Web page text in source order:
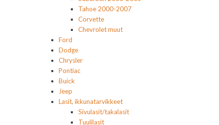
Tahoe 2000-2007
Corvette
Chevrolet muut
Ford
Dodge
Chrysler
Pontiac
Buick
Jeep
Lasit, ikkunatarvikkeet
Sivulasit/takalasit
Tuulilasit